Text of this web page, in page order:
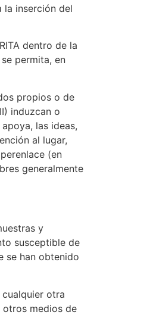
la inserción del
dentro de la
permita, en
propios o de
induzcan o
las ideas,
al lugar,
(en
generalmente
y
susceptible de
se han obtenido
otra
medios de